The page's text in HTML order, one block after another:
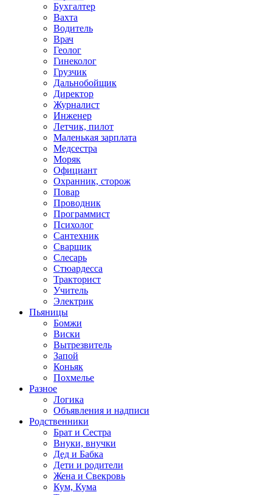
Бухгалтер
Вахта
Водитель
Врач
Геолог
Гинеколог
Грузчик
Дальнобойщик
Директор
Журналист
Инженер
Летчик, пилот
Маленькая зарплата
Медсестра
Моряк
Официант
Охранник, сторож
Повар
Проводник
Программист
Психолог
Сантехник
Сварщик
Слесарь
Стюардесса
Тракторист
Учитель
Электрик
Пьяницы
Бомжи
Виски
Вытрезвитель
Запой
Коньяк
Похмелье
Разное
Логика
Объявления и надписи
Родственники
Брат и Сестра
Внуки, внучки
Дед и Бабка
Дети и родители
Жена и Свекровь
Кум, Кума